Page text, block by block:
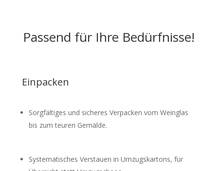
Passend für Ihre Bedürfnisse!
Einpacken
Sorgfältiges und sicheres Verpacken vom Weinglas
bis zum teuren Gemälde.
Systematisches Verstauen in Umzugskartons, für